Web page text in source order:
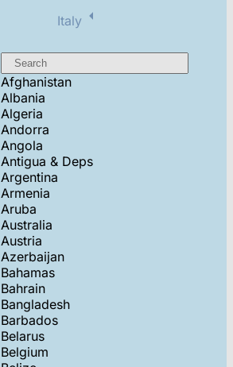
Italy
Afghanistan
Albania
Algeria
Andorra
Angola
Antigua & Deps
Argentina
Armenia
Aruba
Australia
Austria
Azerbaijan
Bahamas
Bahrain
Bangladesh
Barbados
Belarus
Belgium